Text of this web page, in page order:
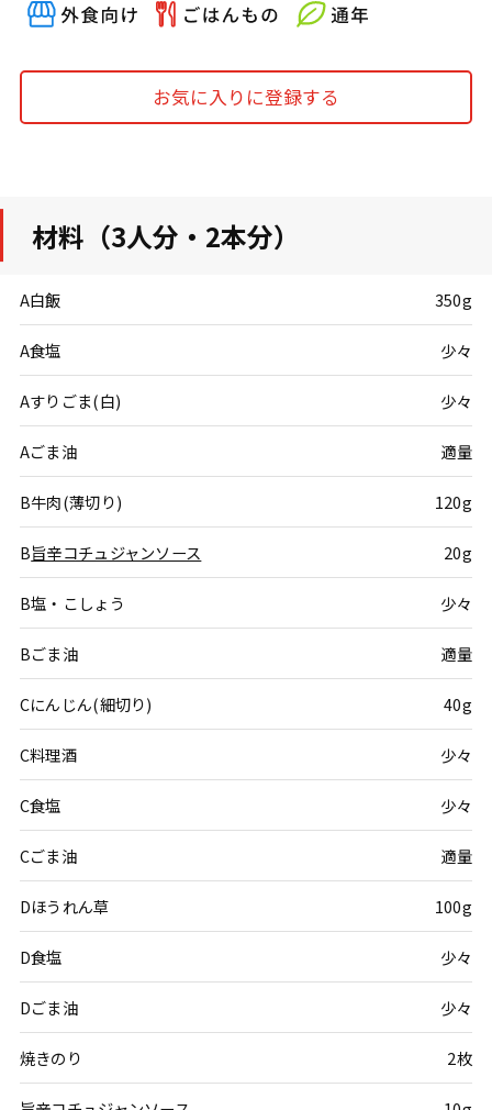
お気に入りに登録する
材料（3人分・2本分）
A白飯 350g
A食塩 少々
Aすりごま(白) 少々
Aごま油 適量
B牛肉(薄切り) 120g
B旨辛コチュジャンソース 20g
B塩・こしょう 少々
Bごま油 適量
Cにんじん(細切り) 40g
C料理酒 少々
C食塩 少々
Cごま油 適量
Dほうれん草 100g
D食塩 少々
Dごま油 少々
焼きのり 2枚